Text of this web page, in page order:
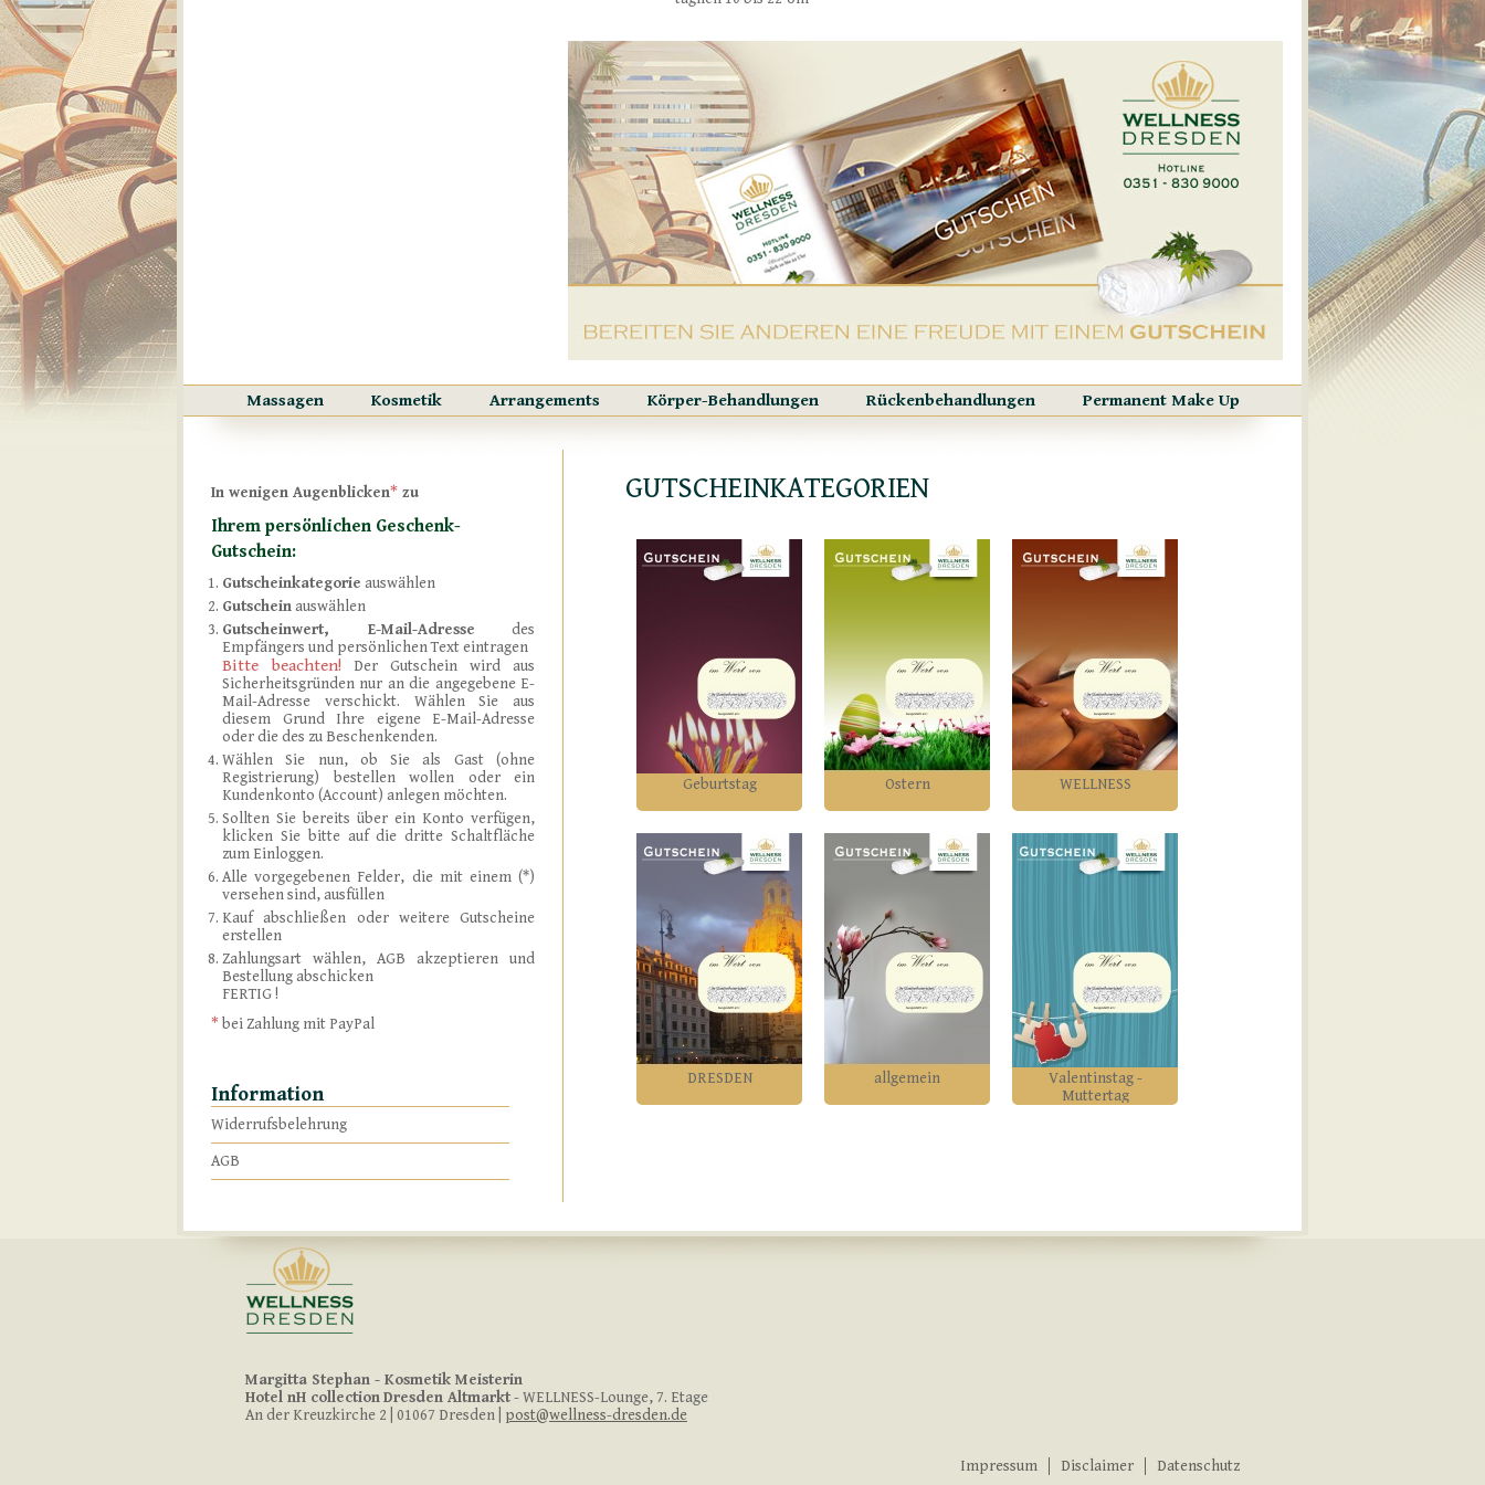
Massagen Kosmetik Arrangements Körper-Behandlungen Rückenbehandlungen Permanent Make Up
In wenigen Augenblicken* zu
Ihrem persönlichen Geschenk-
Gutschein:
Gutscheinkategorie auswählen
Gutscheinauswählen
Gutscheinwert, E-Mail-Adresse des
Empfängers und persönlichen Text eintragen
Bitte beachten! Der Gutschein wird aus
Sicherheitsgründen nur an die angegebene E-
Mail-Adresse verschickt. Wählen Sie aus
diesem Grund Ihre eigene E-Mail-Adresse
oder die des zu Beschenkenden.
Wählen Sie nun, ob Sie als Gast (ohne
Registrierung) bestellen wollen oder ein
Kundenkonto (Account) anlegen möchten.
Sollten Sie bereits über ein Konto verfügen,
klicken Sie bitte auf die dritte Schaltfläche
zum Einloggen.
Alle vorgegebenen Felder, die mit einem (*)
versehen sind, ausfüllen
Kauf abschließen oder weitere Gutscheine
erstellen
Zahlungsart wählen, AGB akzeptieren und
Bestellung abschicken
FERTIG !
*bei Zahlung mit PayPal
Information
Widerrufsbelehrung
AGB
GUTSCHEINKATEGORIEN
Geburtstag Ostern WELLNESS
DRESDEN allgemein
Valentinstag -
Muttertag
Margitta Stephan - Kosmetik Meisterin
Hotel nH collectionDresden Altmarkt- WELLNESS-Lounge, 7. Etage
An der Kreuzkirche 2 | 01067 Dresden | post@wellness-dresden.de
Datenschutz
Disclaimer
Impressum